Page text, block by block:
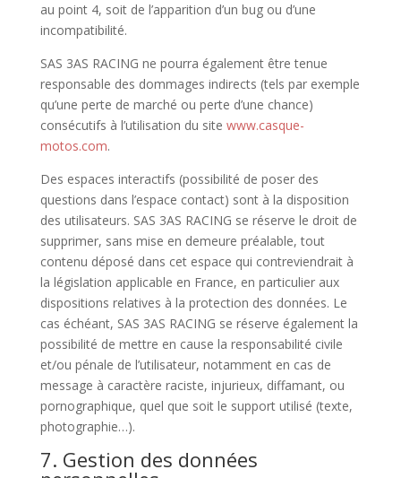
au point 4, soit de l’apparition d’un bug ou d’une
incompatibilité.
SAS 3AS RACING ne pourra également être tenue
responsable des dommages indirects (tels par exemple
qu’une perte de marché ou perte d’une chance)
consécutifs à l’utilisation du site www.casque-
motos.com.
Des espaces interactifs (possibilité de poser des
questions dans l’espace contact) sont à la disposition
des utilisateurs. SAS 3AS RACING se réserve le droit de
supprimer, sans mise en demeure préalable, tout
contenu déposé dans cet espace qui contreviendrait à
la législation applicable en France, en particulier aux
dispositions relatives à la protection des données. Le
cas échéant, SAS 3AS RACING se réserve également la
possibilité de mettre en cause la responsabilité civile
et/ou pénale de l’utilisateur, notamment en cas de
message à caractère raciste, injurieux, diffamant, ou
pornographique, quel que soit le support utilisé (texte,
photographie…).
7. Gestion des données